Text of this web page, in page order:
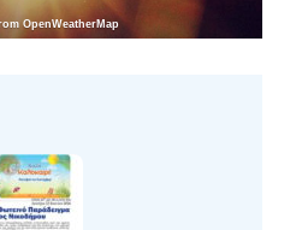
OpenWeatherMap